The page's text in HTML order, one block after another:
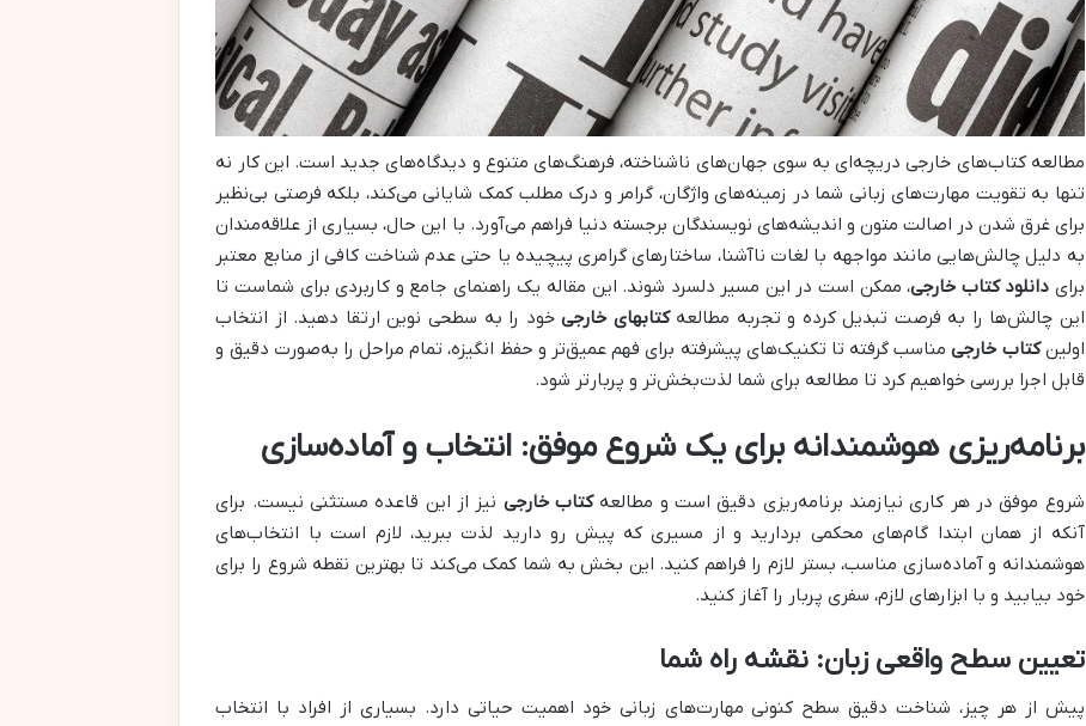
مطالعه کتاب‌های خارجی دریچه‌ای به سوی جهان‌های ناشناخته، فرهنگ‌های متنوع و دیدگاه‌های جدید است. این کار نه
تنها به تقویت مهارت‌های زبانی شما در زمینه‌های واژگان، گرامر و درک مطلب کمک شایانی می‌کند، بلکه فرصتی بی‌نظیر
برای غرق شدن در اصالت متون و اندیشه‌های نویسندگان برجسته دنیا فراهم می‌آورد. با این حال، بسیاری از علاقه‌مندان
به دلیل چالش‌هایی مانند مواجهه با لغات ناآشنا، ساختارهای گرامری پیچیده یا حتی عدم شناخت کافی از منابع معتبر
برای دانلود کتاب خارجی، ممکن است در این مسیر دلسرد شوند. این مقاله یک راهنمای جامع و کاربردی برای شماست تا
این چالش‌ها را به فرصت تبدیل کرده و تجربه مطالعهکتابهای خارجیخود را به سطحی نوین ارتقا دهید. از انتخاب
اولینکتاب خارجیمناسب گرفته تا تکنیک‌های پیشرفته برای فهم عمیق‌تر و حفظ انگیزه، تمام مراحل را به‌صورت دقیق و
قابل اجرا بررسی خواهیم کرد تا مطالعه برای شما لذت‌بخش‌تر و پربارتر شود.
برنامه‌ریزی هوشمندانه برای یک شروع موفق: انتخاب و آماده‌سازی
شروع موفق در هر کاری نیازمند برنامه‌ریزی دقیق است و مطالعهکتاب خارجی نیز از این قاعده مستثنی نیست. برای
آنکه از همان ابتدا گام‌های محکمی بردارید و از مسیری که پیش رو دارید لذت ببرید، لازم است با انتخاب‌های
هوشمندانه و آماده‌سازی مناسب، بستر لازم را فراهم کنید. این بخش به شما کمک می‌کند تا بهترین نقطه شروع را برای
خود بیابید و با ابزارهای لازم، سفری پربار را آغاز کنید.
تعیین سطح واقعی زبان: نقشه راه شما
پیش از هر چیز، شناخت دقیق سطح کنونی مهارت‌های زبانی خود اهمیت حیاتی دارد. بسیاری از افراد با انتخاب